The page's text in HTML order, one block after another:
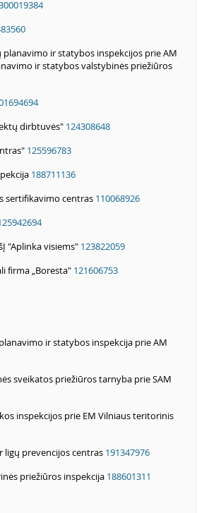
ir statybos inspekcijos prie AM
ir statybos valstybinės priežiūros
dirbtuvės" 124308648
125596783
188711136
sertifikavimo centras 110068926
"Aplinka visiems" 123822059
firma „Boresta" 121606753
ir statybos inspekcija prie AM
sveikatos priežiūros tarnyba prie SAM
inspekcijos prie EM Vilniaus teritorinis
ligų prevencijos centras 191347976
priežiūros inspekcija 188601311